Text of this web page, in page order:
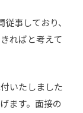
事しており、
ればと考えて
いたしました
ます。面接の